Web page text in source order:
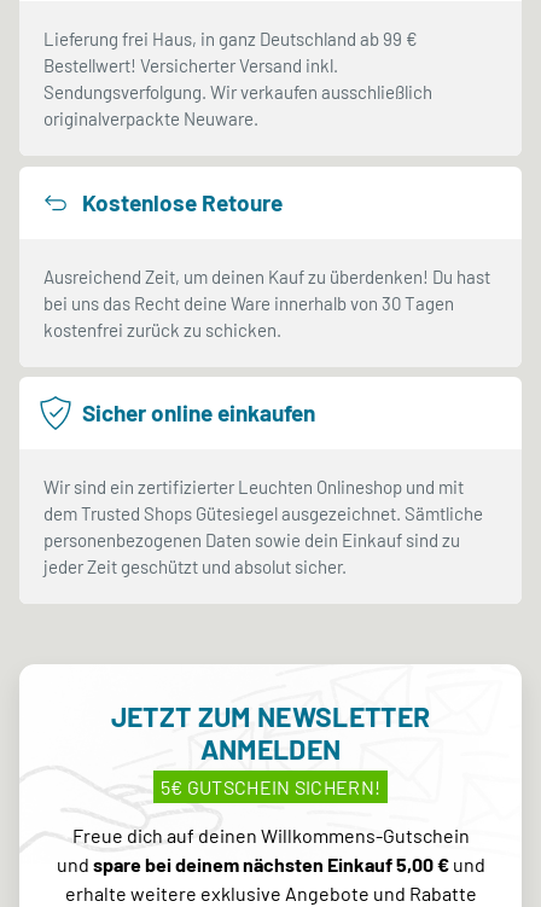
Lieferung frei Haus, in ganz Deutschland ab 99 €
Bestellwert! Versicherter Versand inkl.
Sendungsverfolgung. Wir verkaufen ausschließlich
originalverpackte Neuware.
Kostenlose Retoure
Ausreichend Zeit, um deinen Kauf zu überdenken! Du hast
bei uns das Recht deine Ware innerhalb von 30 Tagen
kostenfrei zurück zu schicken.
Sicher online einkaufen
Wir sind ein zertifizierter Leuchten Onlineshop und mit
dem Trusted Shops Gütesiegel ausgezeichnet. Sämtliche
personenbezogenen Daten sowie dein Einkauf sind zu
jeder Zeit geschützt und absolut sicher.
JETZT ZUM NEWSLETTER
ANMELDEN
5€ GUTSCHEIN SICHERN!
Freue dich auf deinen Willkommens-Gutschein
und spare bei deinem nächsten Einkauf 5,00 €und
erhalte weitere exklusive Angebote und Rabatte